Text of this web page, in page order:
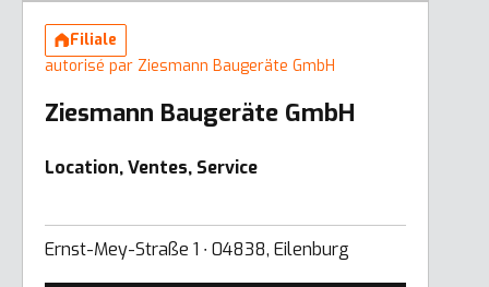
Filiale
autorisé par Ziesmann Baugeräte GmbH
Ziesmann Baugeräte GmbH
Location, Ventes, Service
Ernst-Mey-Straße 1 ∙ 04838, Eilenburg